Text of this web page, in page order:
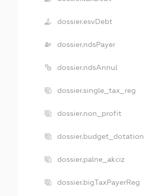
dossier.esvDebt
dossier.ndsPayer
dossier.ndsAnnul
dossier.single_tax_reg
dossier.non_profit
dossier.budget_dotation
dossier.palne_akciz
dossier.bigTaxPayerReg